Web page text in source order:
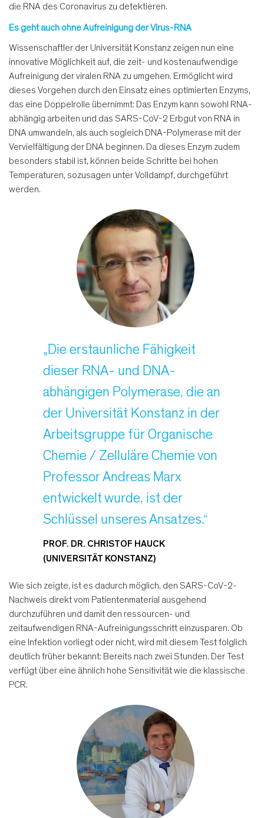
die RNA des Coronavirus zu detektieren.
Es geht auch ohne Aufreinigung der Virus-RNA
Wissenschaftler der Universität Konstanz zeigen nun eine
innovative Möglichkeit auf, die zeit- und kostenaufwendige
Aufreinigung der viralen RNA zu umgehen. Ermöglicht wird
dieses Vorgehen durch den Einsatz eines optimierten Enzyms,
das eine Doppelrolle übernimmt: Das Enzym kann sowohl RNA-
abhängig arbeiten und das SARS-CoV-2 Erbgut von RNA in
DNA umwandeln, als auch sogleich DNA-Polymerase mit der
Vervielfältigung der DNA beginnen. Da dieses Enzym zudem
besonders stabil ist, können beide Schritte bei hohen
Temperaturen, sozusagen unter Volldampf, durchgeführt
werden.
„Die erstaunliche Fähigkeit
dieser RNA- und DNA-
abhängigen Polymerase, die an
der Universität Konstanz in der
Arbeitsgruppe für Organische
Chemie / Zelluläre Chemie von
Professor Andreas Marx
entwickelt wurde, ist der
Schlüssel unseres Ansatzes.“
PROF. DR. CHRISTOF HAUCK
(UNIVERSITÄT KONSTANZ)
Wie sich zeigte, ist es dadurch möglich, den SARS-CoV-2-
Nachweis direkt vom Patientenmaterial ausgehend
durchzuführen und damit den ressourcen- und
zeitaufwendigen RNA-Aufreinigungsschritt einzusparen. Ob
eine Infektion vorliegt oder nicht, wird mit diesem Test folglich
deutlich früher bekannt: Bereits nach zwei Stunden. Der Test
verfügt über eine ähnlich hohe Sensitivität wie die klassische
PCR.